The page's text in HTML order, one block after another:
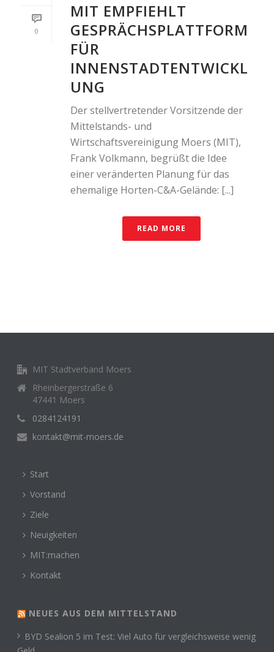
0
MIT EMPFIEHLT
GESPRÄCHSPLATTFORM
FÜR
INNENSTADTENTWICKL
UNG
Der stellvertretender Vorsitzende der
Mittelstands- und
Wirtschaftsvereinigung Moers (MIT),
Frank Volkmann, begrüßt die Idee
einer veränderten Planung für das
ehemalige Horten-C&A-Gelände: [...]
READ MORE
MIT Stadtverband Moers
Rheinbergerstraße 6
47441 Moers
0284124191
kontakt@mit-moers.de
Start
Vorstand
Ziele
Neuigkeiten
MIT:machen
Kontakt
NEUES AUS DEM MITTELSTAND
BYD Sealion 5 im Test: Viel Auto für vergleichsweise wenig